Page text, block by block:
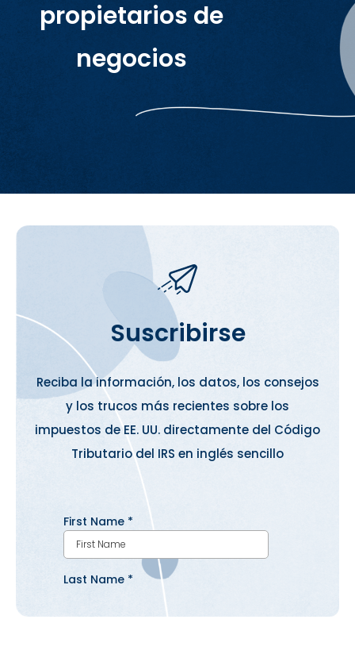
propietarios de
negocios
Suscribirse
Reciba la información, los datos, los consejos
y los trucos más recientes sobre los
impuestos de EE. UU. directamente del Código
Tributario del IRS en inglés sencillo